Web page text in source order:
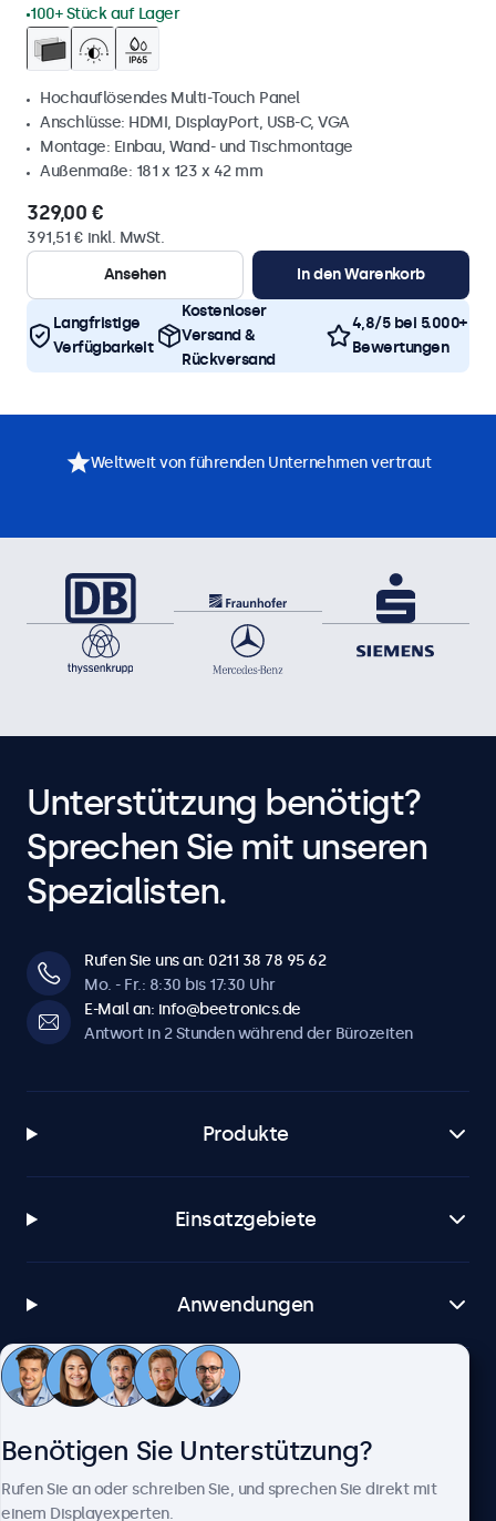
100+ Stück auf Lager
Hochauflösendes Multi-Touch Panel
Anschlüsse: HDMI, DisplayPort, USB-C, VGA
Montage: Einbau, Wand- und Tischmontage
Außenmaße: 181 x 123 x 42 mm
329,00 €
391,51 € inkl. MwSt.
Ansehen
In den Warenkorb
Langfristige
Verfügbarkeit
Kostenloser
Versand &
Rückversand
4,8/5 bei 5.000+
Bewertungen
Weltweit von führenden Unternehmen vertraut
Unterstützung benötigt?
Sprechen Sie mit unseren
Spezialisten.
Rufen Sie uns an: 0211 38 78 95 62
Mo. - Fr.: 8:30 bis 17:30 Uhr
E-Mail an: info@beetronics.de
Antwort in 2 Stunden während der Bürozeiten
Produkte
Einsatzgebiete
Anwendungen
Kundenservice
Benötigen Sie Unterstützung?
Rufen Sie an oder schreiben Sie, und sprechen Sie direkt mit
einem Displayexperten.